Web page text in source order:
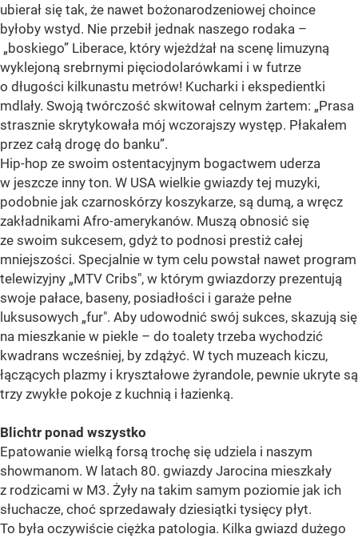
ubierał się tak, że nawet bożonarodzeniowej choince
byłoby wstyd. Nie przebił jednak naszego rodaka –
„boskiego” Liberace, który wjeżdżał na scenę limuzyną
wyklejoną srebrnymi pięciodolarówkami i w futrze
o długości kilkunastu metrów! Kucharki i ekspedientki
mdlały. Swoją twórczość skwitował celnym żartem: „Prasa
strasznie skrytykowała mój wczorajszy występ. Płakałem
przez całą drogę do banku”.
Hip-hop ze swoim ostentacyjnym bogactwem uderza
w jeszcze inny ton. W USA wielkie gwiazdy tej muzyki,
podobnie jak czarnoskórzy koszykarze, są dumą, a wręcz
zakładnikami Afro-amerykanów. Muszą obnosić się
ze swoim sukcesem, gdyż to podnosi prestiż całej
mniejszości. Specjalnie w tym celu powstał nawet program
telewizyjny „MTV Cribs", w którym gwiazdorzy prezentują
swoje pałace, baseny, posiadłości i garaże pełne
luksusowych „fur". Aby udowodnić swój sukces, skazują się
na mieszkanie w piekle – do toalety trzeba wychodzić
kwadrans wcześniej, by zdążyć. W tych muzeach kiczu,
łączących plazmy i kryształowe żyrandole, pewnie ukryte są
trzy zwykłe pokoje z kuchnią i łazienką.
Blichtr ponad wszystko
Epatowanie wielką forsą trochę się udziela i naszym
showmanom. W latach 80. gwiazdy Jarocina mieszkały
z rodzicami w M3. Żyły na takim samym poziomie jak ich
słuchacze, choć sprzedawały dziesiątki tysięcy płyt.
To była oczywiście ciężka patologia. Kilka gwiazd dużego